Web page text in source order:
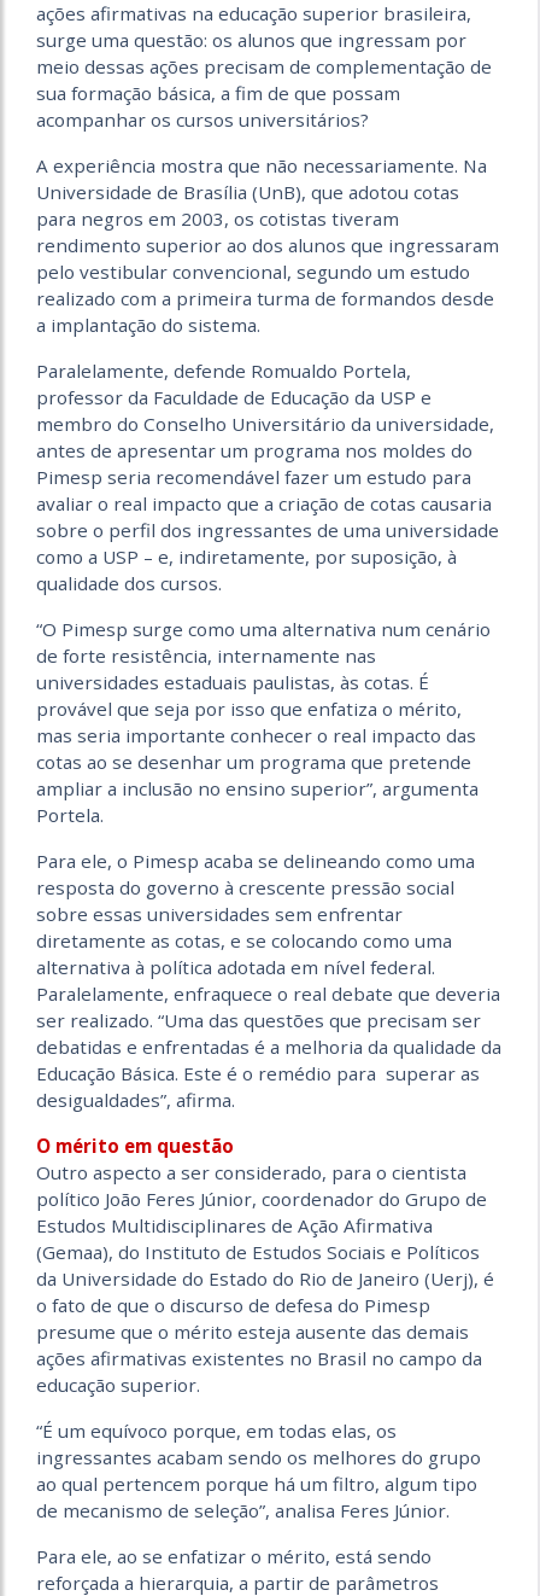
ações afirmativas na educação superior brasileira,
surge uma questão: os alunos que ingressam por
meio dessas ações precisam de complementação de
sua formação básica, a fim de que possam
acompanhar os cursos universitários?
A experiência mostra que não necessariamente. Na
Universidade de Brasília (UnB), que adotou cotas
para negros em 2003, os cotistas tiveram
rendimento superior ao dos alunos que ingressaram
pelo vestibular convencional, segundo um estudo
realizado com a primeira turma de formandos desde
a implantação do sistema.
Paralelamente, defende Romualdo Portela,
professor da Faculdade de Educação da USP e
membro do Conselho Universitário da universidade,
antes de apresentar um programa nos moldes do
Pimesp seria recomendável fazer um estudo para
avaliar o real impacto que a criação de cotas causaria
sobre o perfil dos ingressantes de uma universidade
como a USP – e, indiretamente, por suposição, à
qualidade dos cursos.
“O Pimesp surge como uma alternativa num cenário
de forte resistência, internamente nas
universidades estaduais paulistas, às cotas. É
provável que seja por isso que enfatiza o mérito,
mas seria importante conhecer o real impacto das
cotas ao se desenhar um programa que pretende
ampliar a inclusão no ensino superior”, argumenta
Portela.
Para ele, o Pimesp acaba se delineando como uma
resposta do governo à crescente pressão social
sobre essas universidades sem enfrentar
diretamente as cotas, e se colocando como uma
alternativa à política adotada em nível federal.
Paralelamente, enfraquece o real debate que deveria
ser realizado. “Uma das questões que precisam ser
debatidas e enfrentadas é a melhoria da qualidade da
Educação Básica. Este é o remédio para superar as
desigualdades”, afirma.
O mérito em questão
Outro aspecto a ser considerado, para o cientista
político João Feres Júnior, coordenador do Grupo de
Estudos Multidisciplinares de Ação Afirmativa
(Gemaa), do Instituto de Estudos Sociais e Políticos
da Universidade do Estado do Rio de Janeiro (Uerj), é
o fato de que o discurso de defesa do Pimesp
presume que o mérito esteja ausente das demais
ações afirmativas existentes no Brasil no campo da
educação superior.
“É um equívoco porque, em todas elas, os
ingressantes acabam sendo os melhores do grupo
ao qual pertencem porque há um filtro, algum tipo
de mecanismo de seleção”, analisa Feres Júnior.
Para ele, ao se enfatizar o mérito, está sendo
reforçada a hierarquia, a partir de parâmetros